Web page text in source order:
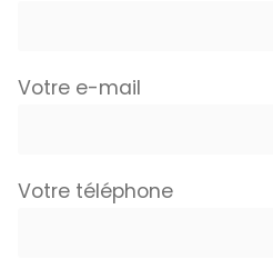
Votre e-mail
Votre téléphone